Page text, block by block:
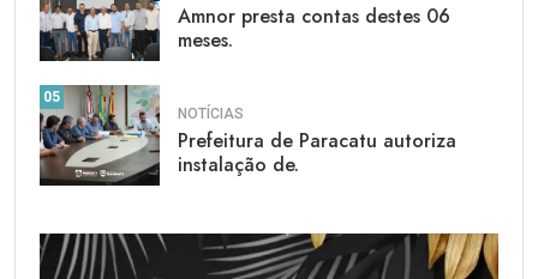
Amnor presta contas destes 06
meses.
05
NOTÍCIAS
Prefeitura de Paracatu autoriza
instalação de.